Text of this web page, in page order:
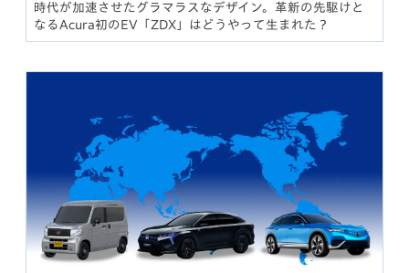
時代が加速させたグラマラスなデザイン。革新の先駆けと
なるAcura初のEV「ZDX」はどうやって生まれた？